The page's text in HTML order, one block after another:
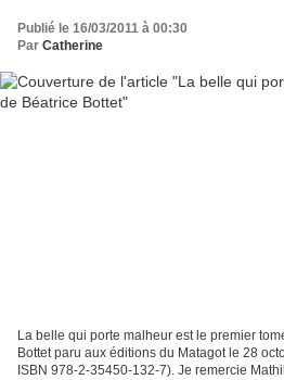
Publié le 16/03/2011 à 00:30
Par Catherine
La belle qui porte malheur est le premier
Bottet paru aux éditions du Matagot le 28
ISBN 978-2-35450-132-7). Je remercie